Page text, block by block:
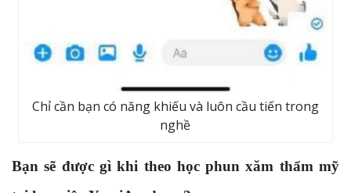
Chỉ cần bạn có năng khiếu và luôn cầu tiến trong
nghề
Bạn sẽ được gì khi theo học phun xăm thẩm mỹ